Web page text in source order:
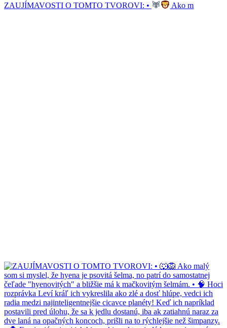
ZAUJÍMAVOSTI O TOMTO TVOROVI: • Ako m